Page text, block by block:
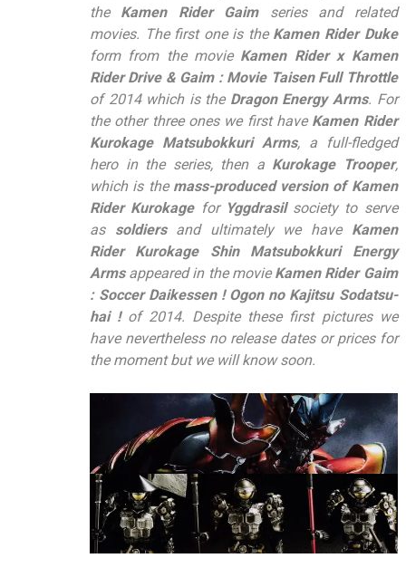
the Kamen Rider Gaimseries and related
movies. The first one is the Kamen Rider Duke
form from the movieKamen Rider x Kamen
Rider Drive & Gaim : Movie Taisen Full Throttle
of 2014 which is the Dragon Energy Arms. For
the other three ones we first haveKamen Rider
Kurokage Matsubokkuri Arms, a full-fledged
hero in the series, then a Kurokage Trooper,
which is the mass-produced version of Kamen
Rider Kurokagefor Yggdrasilsociety to serve
as soldiersand ultimately we have Kamen
Rider Kurokage Shin Matsubokkuri Energy
Armsappeared in the movie Kamen Rider Gaim
: Soccer Daikessen ! Ogon no Kajitsu Sodatsu-
hai !of 2014. Despite these first pictures we
have nevertheless no release dates or prices for
the moment but we will know soon.